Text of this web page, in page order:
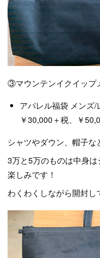
③マウンテンイクイップ
アパレル福袋 メンズ/
￥30,000＋税、￥
シャツやダウン、帽子な
3万と5万のものは中身
楽しみです！
わくわくしながら開封し